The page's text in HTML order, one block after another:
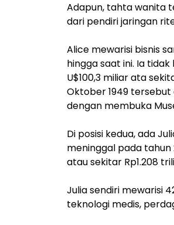
Adapun, tahta wanita
dari pendiri jaringan
Alice mewarisi bisnis
hingga saat ini. Ia
U$100,3 miliar ata
Oktober 1949 tersebut
dengan membuka
Di posisi kedua, ada
meninggal pada
atau sekitar Rp1.208
Julia sendiri mewarisi
teknologi medis,